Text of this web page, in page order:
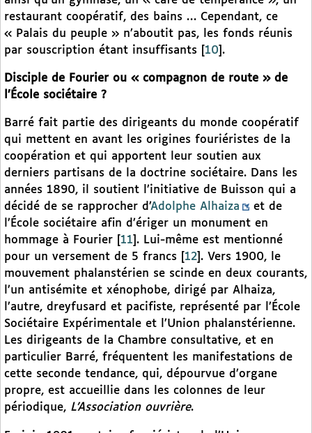
restaurant coopératif, des bains … Cependant, ce
« Palais du peuple » n’aboutit pas, les fonds réunis
par souscription étant insuffisants
10 .
Disciple de Fourier ou « compagnon de route » de
l’École sociétaire ?
Barré fait partie des dirigeants du monde coopératif
qui mettent en avant les origines fouriéristes de la
coopération et qui apportent leur soutien aux
derniers partisans de la doctrine sociétaire. Dans les
années 1890, il soutient l’initiative de Buisson qui a
décidé de se rapprocher d’Adolphe Alhaiza
et de
l’École sociétaire afin d’ériger un monument en
hommage à Fourier
11 . Lui-même est mentionné
pour un versement de 5 francs
12 . Vers 1900, le
mouvement phalanstérien se scinde en deux courants,
l’un antisémite et xénophobe, dirigé par Alhaiza,
l’autre, dreyfusard et pacifiste, représenté par l’École
Sociétaire Expérimentale et l’Union phalanstérienne.
Les dirigeants de la Chambre consultative, et en
particulier Barré, fréquentent les manifestations de
cette seconde tendance, qui, dépourvue d’organe
propre, est accueillie dans les colonnes de leur
périodique, L’Association ouvrière.